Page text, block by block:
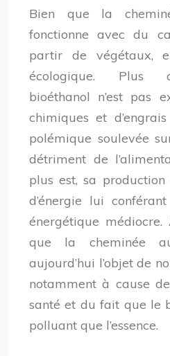
Bien que la
fonctionne avec du
partir de végétaux,
écologique. Plus
bioéthanol n’est pas
chimiques et
polémique soulevée
détriment de
plus est, sa
d’énergie lui
énergétique
que la cheminée
aujourd’hui l’objet de
notamment à cause
santé et du fait que le
polluant que l’essence.